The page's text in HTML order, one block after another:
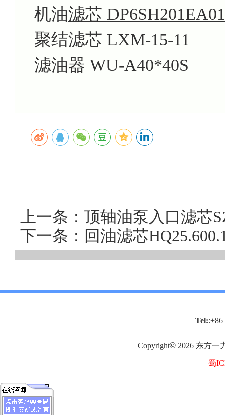
机油滤芯
聚结滤芯 LXM-15-11
滤油器 WU-A40*40S
上一条：顶轴油泵入口滤芯
下一条：回油滤芯
Tel::+86
Copyright© 2026 东方一
蜀